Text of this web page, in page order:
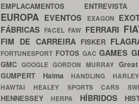
EMPLACAMENTOS
EUROPA EVENTOS EXAGON
FÁBRICASFACELFAW FERRARI
FIM DE CARREIRA FISKER
FORTUNESPORT FOTOS GACGAMES
GMC GOOGLEGORDON MURRAY
GUMPERT HaimaHANDLING
HAWTAI HEALEY SPORTS CARS
HENNESSEY HERPA HÍBRIDOS